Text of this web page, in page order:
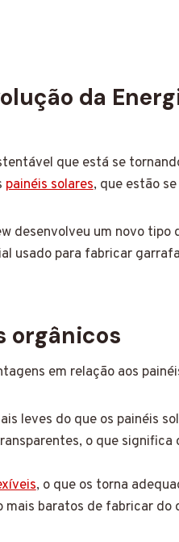
da
que está se
painéis solares, que estão
desenvolveu um novo tipo
usado para fabricar
orgânicos
em relação aos
leves do que os painéis
o que
, o que os torna
mais baratos de fabricar